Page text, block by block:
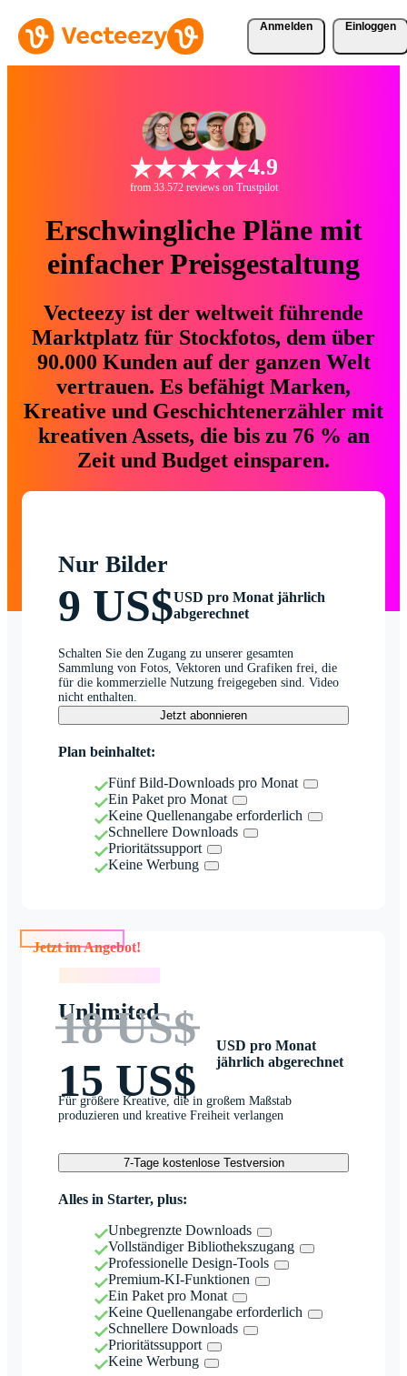
Anmelden Einloggen
4.9
from 33.572 reviews on Trustpilot
Erschwingliche Pläne mit
einfacher Preisgestaltung
Vecteezy ist der weltweit führende
Marktplatz für Stockfotos, dem über
90.000 Kunden auf der ganzen Welt
vertrauen. Es befähigt Marken,
Kreative und Geschichtenerzähler mit
kreativen Assets, die bis zu 76 % an
Zeit und Budget einsparen.
Nur Bilder
9 US$USD pro Monat jährlich
abgerechnet
Schalten Sie den Zugang zu unserer gesamten
Sammlung von Fotos, Vektoren und Grafiken frei, die
für die kommerzielle Nutzung freigegeben sind. Video
nicht enthalten.
Jetzt abonnieren
Plan beinhaltet:
Fünf Bild-Downloads pro Monat
Ein Paket pro Monat
Keine Quellenangabe erforderlich
Schnellere Downloads
Prioritätssupport
Keine Werbung
Jetzt im Angebot!
Unlimited
18 US$
15 US$
USD pro Monat
jährlich abgerechnet
Für größere Kreative, die in großem Maßstab
produzieren und kreative Freiheit verlangen
7-Tage kostenlose Testversion
Alles in Starter, plus:
Unbegrenzte Downloads
Vollständiger Bibliothekszugang
Professionelle Design-Tools
Premium-KI-Funktionen
Ein Paket pro Monat
Keine Quellenangabe erforderlich
Schnellere Downloads
Prioritätssupport
Keine Werbung